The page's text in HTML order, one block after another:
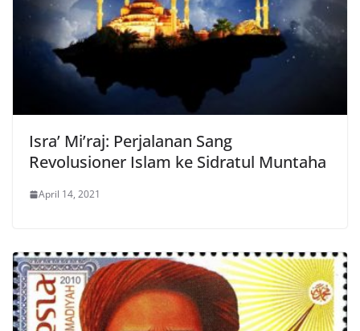
Isra’ Mi’raj: Perjalanan Sang
Revolusioner Islam ke Sidratul Muntaha
April 14, 2021